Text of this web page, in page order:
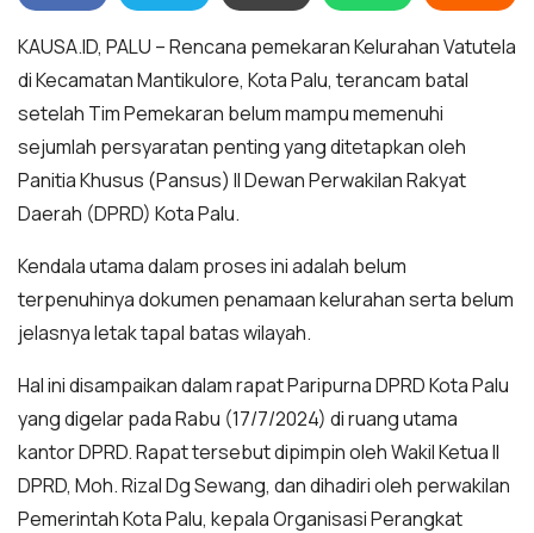
KAUSA.ID, PALU – Rencana pemekaran Kelurahan Vatutela
di Kecamatan Mantikulore, Kota Palu, terancam batal
setelah Tim Pemekaran belum mampu memenuhi
sejumlah persyaratan penting yang ditetapkan oleh
Panitia Khusus (Pansus) II Dewan Perwakilan Rakyat
Daerah (DPRD) Kota Palu.
Kendala utama dalam proses ini adalah belum
terpenuhinya dokumen penamaan kelurahan serta belum
jelasnya letak tapal batas wilayah.
Hal ini disampaikan dalam rapat Paripurna DPRD Kota Palu
yang digelar pada Rabu (17/7/2024) di ruang utama
kantor DPRD. Rapat tersebut dipimpin oleh Wakil Ketua II
DPRD, Moh. Rizal Dg Sewang, dan dihadiri oleh perwakilan
Pemerintah Kota Palu, kepala Organisasi Perangkat